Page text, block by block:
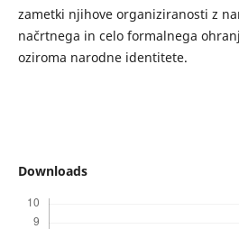
zametki njihove organiziranosti z
načrtnega in celo formalnega
oziroma narodne identitete.
Downloads